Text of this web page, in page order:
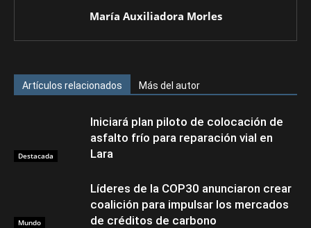
María Auxiliadora Morles
Artículos relacionados Más del autor
Destacada
Iniciará plan piloto de colocación de
asfalto frío para reparación vial en
Lara
Mundo
Líderes de la COP30 anunciaron crear
coalición para impulsar los mercados
de créditos de carbono